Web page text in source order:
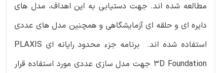
مطالعه شده اند. جهت دستیابی به این اهداف، مدل های
دایره ای و حلقه ای آزمایشگاهی و همچنین مدل های عددی
استفاده شده اند. برنامه جزء محدود رایانه ای PLAXIS
3D Foundation جهت مدل سازی عددی مورد استفاده قرار